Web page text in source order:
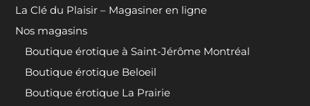
La Clé du Plaisir – Magasiner en ligne
Nos magasins
Boutique érotique à Saint-Jérôme Montréal
Boutique érotique Beloeil
Boutique érotique La Prairie